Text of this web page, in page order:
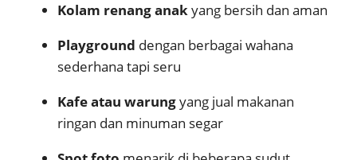
Kolam renang anakyang bersih dan aman
Playground dengan berbagai wahana
sederhana tapi seru
Kafe atau warungyang jual makanan
ringan dan minuman segar